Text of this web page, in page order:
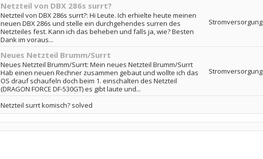
Netzteil von DBX 286s surrt?
Netzteil von DBX 286s surrt?: Hi Leute. Ich erhielte heute meinen
neuen DBX 286s und stelle ein durchgehendes surren des
Netzteiles fest. Kann ich das beheben und falls ja, wie? Besten
Dank im voraus...
Stromversorgung
Neues Netzteil Brumm/Surrt
Neues Netzteil Brumm/Surrt: Mein neues Netzteil Brumm/Surrt
Hab einen neuen Rechner zusammen gebaut und wollte ich das
OS drauf schaufeln doch beim 1. einschalten des Netzteil
(DRAGON FORCE DF-530GT) es gibt laute und...
Stromversorgung
Netzteil surrt komisch? solved